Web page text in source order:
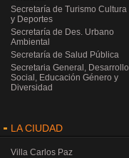
Secretaría de Turismo Cultura
y Deportes
Secretaría de Des. Urbano
Ambiental
Secretaría de Salud Pública
Secretaria General, Desarrollo
Social, Educación Género y
Diversidad
LA CIUDAD
Villa Carlos Paz